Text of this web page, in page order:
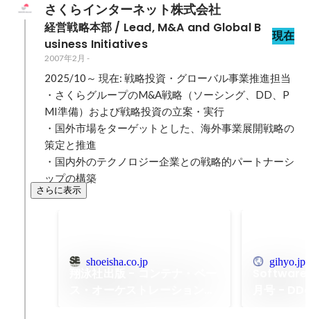
さくらインターネット株式会社
経営戦略本部 / Lead, M&A and Global B
usiness Initiatives
現在
2007年2月 -
2025/10～ 現在: 戦略投資・グローバル事業推進担当
・さくらグループのM&A戦略（ソーシング、DD、P
MI準備）および戦略投資の立案・実行
・国外市場をターゲットとした、海外事業展開戦略の
策定と推進
・国内外のテクノロジー企業との戦略的パートナーシ
ップの構築
さらに表示
shoeisha.co.jp gihyo.jp